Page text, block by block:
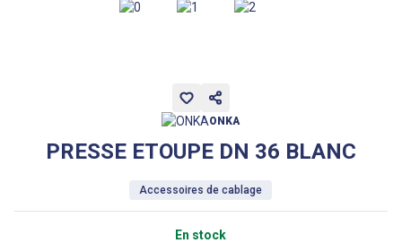
ONKA
PRESSE ETOUPE DN 36 BLANC
Accessoires de cablage
En stock